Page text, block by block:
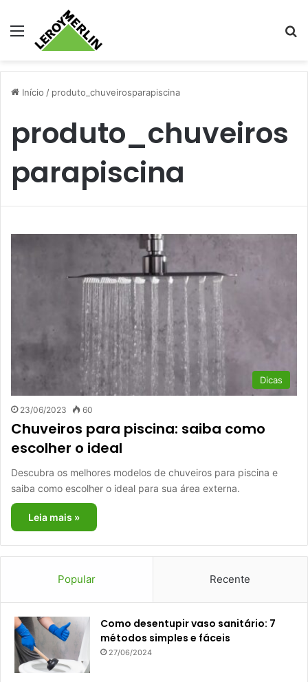
Menu
Início / produto_chuveirosparapiscina
produto_chuveiros
parapiscina
Dicas
23/06/2023 60
Chuveiros para piscina: saiba como
escolher o ideal
Descubra os melhores modelos de chuveiros para piscina e
saiba como escolher o ideal para sua área externa.
Leia mais »
Popular Recente
Como desentupir vaso sanitário: 7
métodos simples e fáceis
27/06/2024